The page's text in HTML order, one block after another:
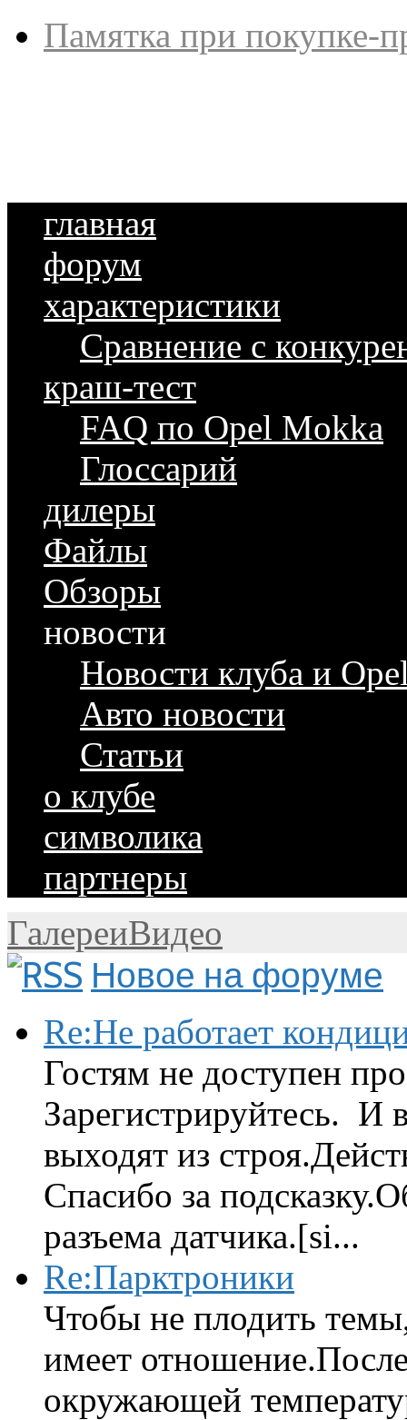
Памятка при покупке-
главная
форум
характеристики
Сравнение с
краш-тест
FAQ по Opel Mokka
Глоссарий
дилеры
Файлы
Обзоры
новости
Новости клуба и
Авто новости
Статьи
о клубе
символика
партнеры
ГалереиВидео
Новое на форуме
Re:Не работает
Гостям не доступен
Зарегистрируйтесь. И
выходят из
Спасибо за
разъема датчика.[si...
Re:Парктроники
Чтобы не плодить
имеет
окружающей